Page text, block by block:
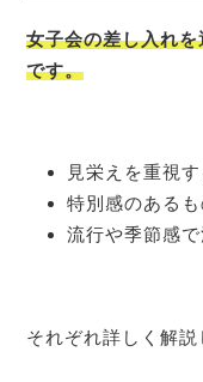
女子会の差し入れ
です。
見栄えを重視す
特別感のある
流行や季節感で
それぞれ詳しく解説